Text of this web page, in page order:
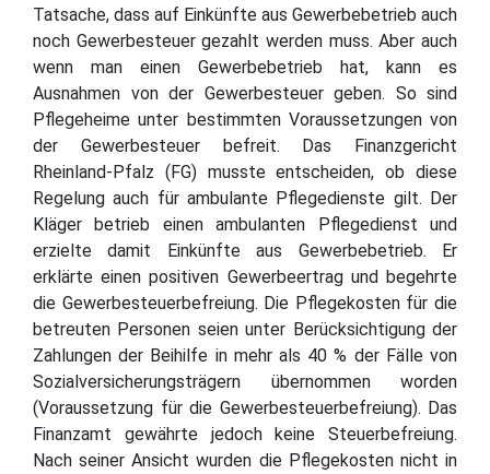
Tatsache, dass auf Einkünfte aus Gewerbebetrieb auch
noch Gewerbesteuer gezahlt werden muss. Aber auch
wenn man einen Gewerbebetrieb hat, kann es
Ausnahmen von der Gewerbesteuer geben. So sind
Pflegeheime unter bestimmten Voraussetzungen von
der Gewerbesteuer befreit. Das Finanzgericht
Rheinland-Pfalz (FG) musste entscheiden, ob diese
Regelung auch für ambulante Pflegedienste gilt. Der
Kläger betrieb einen ambulanten Pflegedienst und
erzielte damit Einkünfte aus Gewerbebetrieb. Er
erklärte einen positiven Gewerbeertrag und begehrte
die Gewerbesteuerbefreiung. Die Pflegekosten für die
betreuten Personen seien unter Berücksichtigung der
Zahlungen der Beihilfe in mehr als 40 % der Fälle von
Sozialversicherungsträgern übernommen worden
(Voraussetzung für die Gewerbesteuerbefreiung). Das
Finanzamt gewährte jedoch keine Steuerbefreiung.
Nach seiner Ansicht wurden die Pflegekosten nicht in